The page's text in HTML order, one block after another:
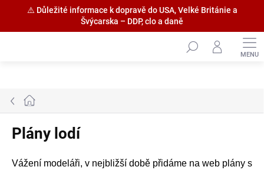
Domů
Plány lodí
Vážení modeláři, v nejbližší době přidáme na web plány s
⚠️ Důležité informace k dopravě do USA, Velké Británie a
Švýcarska – DDP, clo a daně